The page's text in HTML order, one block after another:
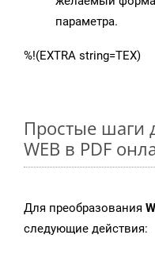
параметра.
%!(EXTRA string=TEX)
Простые шаги
WEB в PDF
Для преобразования
следующие действия: